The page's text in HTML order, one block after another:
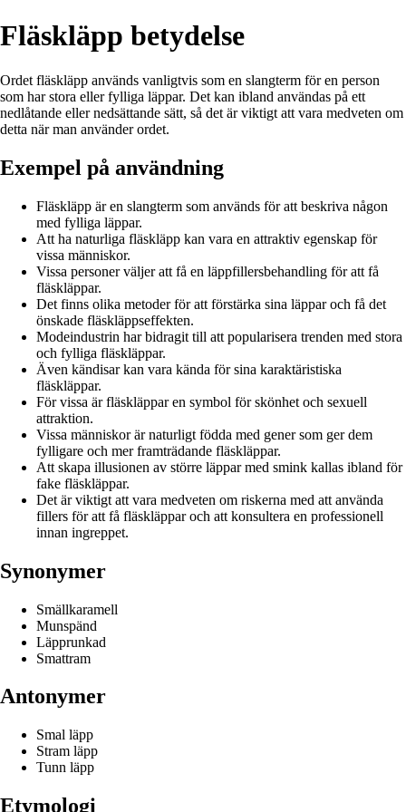
Fläskläpp betydelse
Ordet fläskläpp används vanligtvis som en slangterm för en person
som har stora eller fylliga läppar. Det kan ibland användas på ett
nedlåtande eller nedsättande sätt, så det är viktigt att vara medveten om
detta när man använder ordet.
Exempel på användning
Fläskläpp är en slangterm som används för att beskriva någon
med fylliga läppar.
Att ha naturliga fläskläpp kan vara en attraktiv egenskap för
vissa människor.
Vissa personer väljer att få en läppfillersbehandling för att få
fläskläppar.
Det finns olika metoder för att förstärka sina läppar och få det
önskade fläskläppseffekten.
Modeindustrin har bidragit till att popularisera trenden med stora
och fylliga fläskläppar.
Även kändisar kan vara kända för sina karaktäristiska
fläskläppar.
För vissa är fläskläppar en symbol för skönhet och sexuell
attraktion.
Vissa människor är naturligt födda med gener som ger dem
fylligare och mer framträdande fläskläppar.
Att skapa illusionen av större läppar med smink kallas ibland för
fake fläskläppar.
Det är viktigt att vara medveten om riskerna med att använda
fillers för att få fläskläppar och att konsultera en professionell
innan ingreppet.
Synonymer
Smällkaramell
Munspänd
Läpprunkad
Smattram
Antonymer
Smal läpp
Stram läpp
Tunn läpp
Etymologi